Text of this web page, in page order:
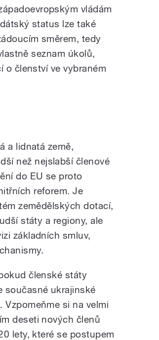
vládám
status lze také
směrem, tedy
seznam úkolů,
o členství ve vybraném
a lidnatá země,
než nejslabší členové
do EU se proto
reforem. Je
zemědělských dotací,
státy a regiony, ale
základních smluv,
členské státy
současné ukrajinské
si na velmi
deseti nových členů
lety, které se postupem